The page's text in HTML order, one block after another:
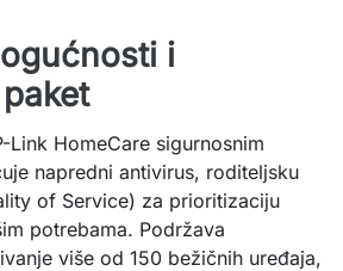
i
Link HomeCare sigurnosnim
napredni antivirus, roditeljsku
of Service) za prioritizaciju
potrebama. Podržava
više od 150 bežičnih uređaja,